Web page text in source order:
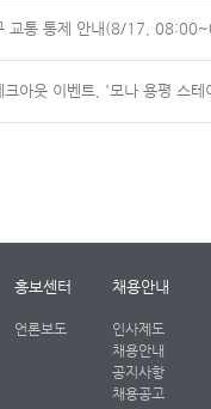
교통 통제 안내(8/17,
크아웃 이벤트, '모나 용평 스테
홍보센터
언론보도
채용안내
인사제도
채용안내
공지사항
채용공고